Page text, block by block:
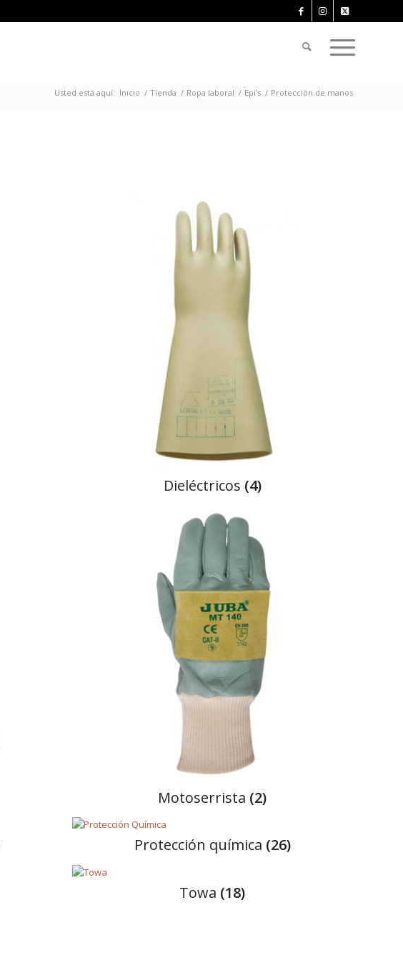
Usted está aquí: Inicio / Tienda / Ropa laboral / Epi's / Protección de manos
dieléctricos (4)
motoserrista (2)
protección química (26)
towa (18)